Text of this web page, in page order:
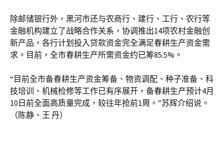
除邮储银行外，黑河市还与农商行、建行、工行、农行等
金融机构建立了战略合作关系，协调推出14项农村金融创
新产品，各行计划投入贷款资金完全满足春耕生产资金需
求。目前，全市春耕生产所需资金约已筹85.5%。
“目前全市备春耕生产资金筹备、物资调配、种子准备、科
技培训、机械检修等工作已有序展开，备春耕生产预计4月
10日前全面高质量完成，较往年抢前1周。”苏辉介绍说。
（陈静、王 丹）